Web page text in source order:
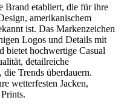
Brand etabliert, die für ihre
amerikanischem
ist. Das Markenzeichen
Logos und Details mit
bietet hochwertige Casual
detailreiche
Trends überdauern.
wetterfesten Jacken,